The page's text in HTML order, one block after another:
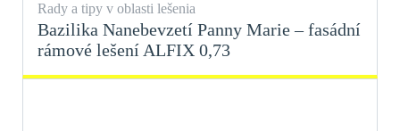
Rady a tipy v oblasti lešenia
Bazilika Nanebevzetí Panny Marie – fasádní
rámové lešení ALFIX 0,73